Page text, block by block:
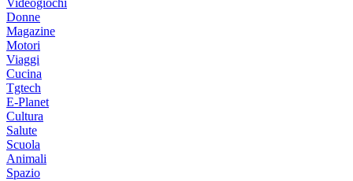
Videogiochi
Donne
Magazine
Motori
Viaggi
Cucina
Tgtech
E-Planet
Cultura
Salute
Scuola
Animali
Spazio